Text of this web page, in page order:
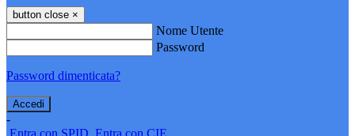
button close ×
Nome Utente
Password
Password dimenticata?
-